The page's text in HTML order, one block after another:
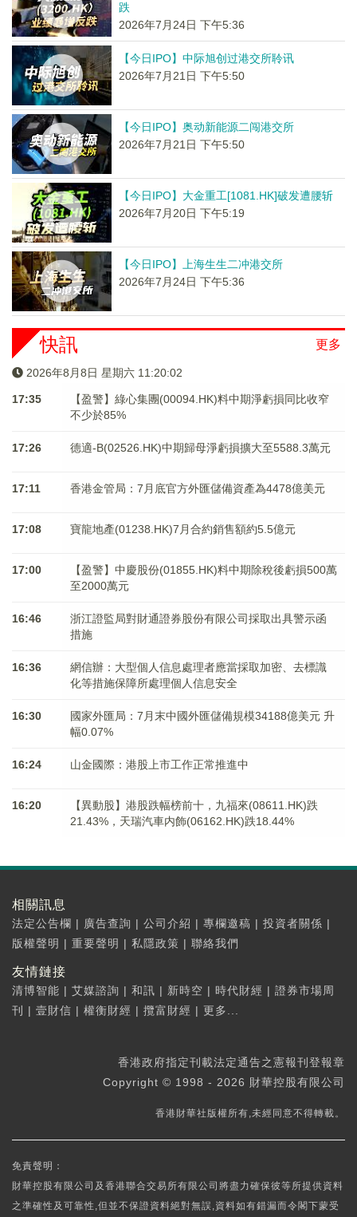
跌
2026年7月24日 下午5:36
【今日IPO】中际旭创过港交所聆讯
2026年7月21日 下午5:50
【今日IPO】奥动新能源二闯港交所
2026年7月21日 下午5:50
【今日IPO】大金重工[1081.HK]破发遭腰斩
2026年7月20日 下午5:19
【今日IPO】上海生生二冲港交所
2026年7月24日 下午5:36
更多
快訊
2026年8月8日 星期六 11:20:02
17:35
【盈警】綠心集團(00094.HK)料中期淨虧損同比收窄
不少於85%
17:26 德適-B(02526.HK)中期歸母淨虧損擴大至5588.3萬元
17:11 香港金管局：7月底官方外匯儲備資產為4478億美元
17:08 寶龍地產(01238.HK)7月合約銷售額約5.5億元
17:00
【盈警】中慶股份(01855.HK)料中期除稅後虧損500萬
至2000萬元
16:46
浙江證監局對財通證券股份有限公司採取出具警示函
措施
16:36
網信辦：大型個人信息處理者應當採取加密、去標識
化等措施保障所處理個人信息安全
16:30
國家外匯局：7月末中國外匯儲備規模34188億美元 升
幅0.07%
16:24 山金國際：港股上市工作正常推進中
16:20
【異動股】港股跌幅榜前十，九福來(08611.HK)跌
21.43%，天瑞汽車内飾(06162.HK)跌18.44%
相關訊息
法定公告欄 | 廣告查詢 | 公司介紹 | 專欄邀稿 | 投資者關係 |
版權聲明 | 重要聲明 | 私隱政策 | 聯絡我們
友情鏈接
清博智能 | 艾媒諮詢 | 和訊 | 新時空 | 時代財經 | 證券市場周
刊
| 壹財信 | 權衡財經 | 攬富財經 | 更多...
香港政府指定刊載法定通告之憲報刊登報章
Copyright © 1998 - 2026 財華控股有限公司
香港財華社版權所有,未經同意不得轉載。
免責聲明：
財華控股有限公司及香港聯合交易所有限公司將盡力確保彼等所提供資料
之準確性及可靠性,但並不保證資料絕對無誤,資料如有錯漏而令閣下蒙受